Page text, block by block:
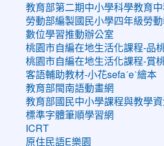
教育部第二期中小學科學教育
勞動部編製國民小學四年級勞
數位學習推動辦公室
桃園市自編在地生活化課程-品
桃園市自編在地生活化課程-賞
客語輔助教材-小花sefaˊeˋ繪本
教育部閩南語動畫網
教育部國民中小學課程與教學
標準字體筆順學習網
ICRT
原住民語E樂園